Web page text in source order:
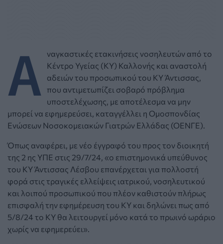
Α
ναγκαστικές ετακινήσεις νοσηλευτών από το
Κέντρο Υγείας (ΚΥ) Καλλονής και αναστολή
αδειών του προσωπικού του ΚΥ Άντισσας,
που αντιμετωπίζει σοβαρό πρόβλημα
υποστελέχωσης, με αποτέλεσμα να μην
μπορεί να εφημερεύσει, καταγγέλλει η Ομοσπονδίας
Ενώσεων Νοσοκομειακών Γιατρών Ελλάδας (ΟΕΝΓΕ).
Όπως αναφέρει, με νέο έγγραφό του προς τον διοικητή
της 2 ης ΥΠΕ στις 29/7/24, «ο επιστημονικά υπεύθυνος
του ΚΥ Άντισσας Λέσβου επανέρχεται για πολλοστή
φορά στις τραγικές ελλείψεις ιατρικού, νοσηλευτικού
και λοιπού προσωπικού που πλέον καθιστούν πλήρως
επισφαλή την εφημέρευση του ΚΥ και δηλώνει πως από
5/8/24 το ΚΥ θα λειτουργεί μόνο κατά το πρωινό ωράριο
χωρίς να εφημερεύει».